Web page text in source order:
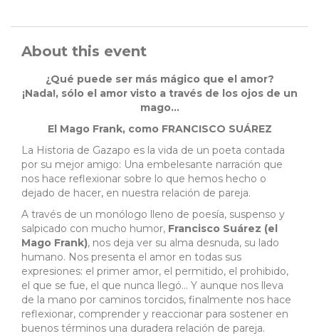
About this event
¿Qué puede ser más mágico que el amor?
¡Nada!, sólo el amor visto a través de los ojos de un
mago...
El Mago Frank, como FRANCISCO SUÁREZ
La Historia de Gazapo es la vida de un poeta contada
por su mejor amigo: Una embelesante narración que
nos hace reflexionar sobre lo que hemos hecho o
dejado de hacer, en nuestra relación de pareja.
A través de un monólogo lleno de poesía, suspenso y
salpicado con mucho humor, Francisco Suárez (el
Mago Frank), nos deja ver su alma desnuda, su lado
humano. Nos presenta el amor en todas sus
expresiones: el primer amor, el permitido, el prohibido,
el que se fue, el que nunca llegó... Y aunque nos lleva
de la mano por caminos torcidos, finalmente nos hace
reflexionar, comprender y reaccionar para sostener en
buenos términos una duradera relación de pareja.